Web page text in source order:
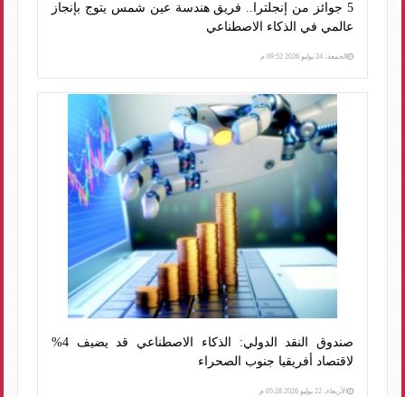
5 جوائز من إنجلترا.. فريق هندسة عين شمس يتوج بإنجاز
عالمي في الذكاء الاصطناعي
الجمعة، 24 يوليو 2026 09:52 م
صندوق النقد الدولي: الذكاء الاصطناعي قد يضيف 4%
لاقتصاد أفريقيا جنوب الصحراء
الأربعاء، 22 يوليو 2026 05:28 م